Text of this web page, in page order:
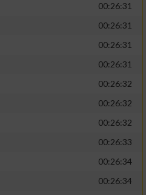
00:26:31
00:26:31
00:26:31
00:26:31
00:26:32
00:26:32
00:26:32
00:26:33
00:26:34
00:26:34